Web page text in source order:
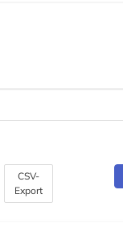
CSV-
Export